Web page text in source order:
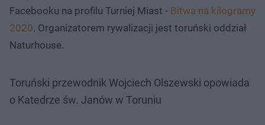
Facebooku na profilu Turniej Miast - Bitwa na kilogramy
2020. Organizatorem rywalizacji jest toruński oddział
Naturhouse.
Toruński przewodnik Wojciech Olszewski opowiada
o Katedrze św. Janów w Toruniu